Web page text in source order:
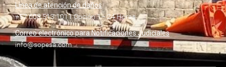
Línea de atención de daños
+57 608 513 1011 Opción 1– 24 Horas
Correo electrónico para Notificaciones Judiciales
info@sopesa.com